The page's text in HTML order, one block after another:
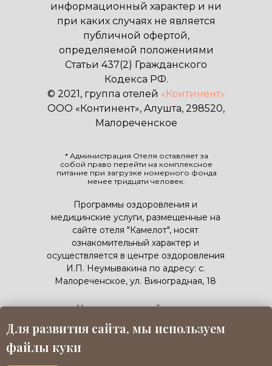
Для развития сайта, мы используем
файлы куки
Номер реестровой записи:
С912024020981
ПОДРОБНЕЕ
Программы оздоровления и
медицинские услуги, размещенные на
сайте отеля "Камелот", носят
ознакомительный характер и
осуществляется в центре оздоровления
И.П. Неумывакина по адресу: с.
Малореченское, ул. Виноградная, 18
информационный характер и ни
при каких случаях не является
публичной офертой,
определяемой положениями
Статьи 437(2) Гражданского
Кодекса РФ.
© 2021, группа отелей «Континент»
ООО «Континент», Алушта, 298520,
Малореченское
* Администрация Отеля оставляет за
собой право перейти на комплексное
питание при загрузке номерного фонда
менее тридцати человек.